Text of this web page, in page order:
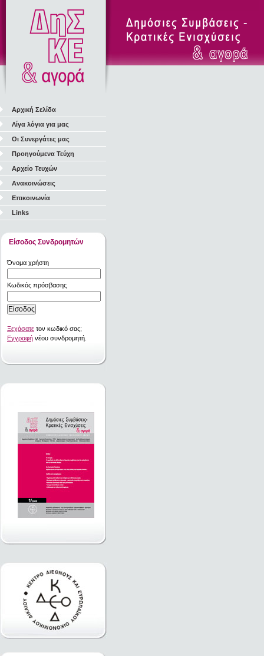
Αρχική Σελίδα
Λίγα λόγια για μας
Οι Συνεργάτες μας
Προηγούμενα Τεύχη
Αρχείο Τευχών
Ανακοινώσεις
Επικοινωνία
Links
Είσοδος Συνδρομητών
Όνομα χρήστη
Κωδικός πρόσβασης
Ξεχάσατε τον κωδικό σας;
Εγγραφή νέου συνδρομητή.